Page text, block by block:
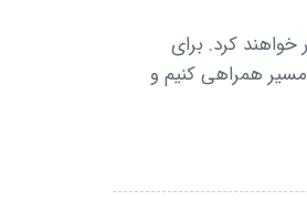
خواهند کرد. برای
مسیر همراهی کنیم و